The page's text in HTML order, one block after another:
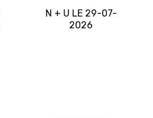
N + U LE 29-07-
2026